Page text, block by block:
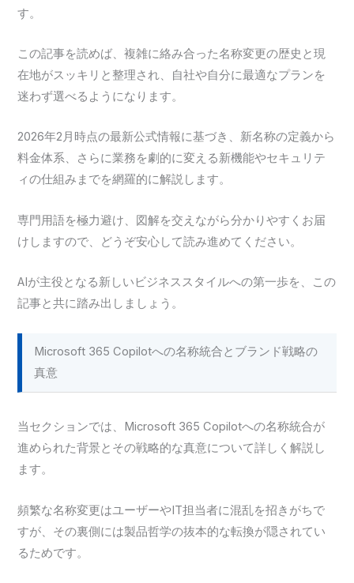
す。
この記事を読めば、複雑に絡み合った名称変更の歴史と現
在地がスッキリと整理され、自社や自分に最適なプランを
迷わず選べるようになります。
2026年2月時点の最新公式情報に基づき、新名称の定義から
料金体系、さらに業務を劇的に変える新機能やセキュリテ
ィの仕組みまでを網羅的に解説します。
専門用語を極力避け、図解を交えながら分かりやすくお届
けしますので、どうぞ安心して読み進めてください。
AIが主役となる新しいビジネススタイルへの第一歩を、この
記事と共に踏み出しましょう。
Microsoft 365 Copilotへの名称統合とブランド戦略の
真意
当セクションでは、Microsoft 365 Copilotへの名称統合が
進められた背景とその戦略的な真意について詳しく解説し
ます。
頻繁な名称変更はユーザーやIT担当者に混乱を招きがちで
すが、その裏側には製品哲学の抜本的な転換が隠されてい
るためです。